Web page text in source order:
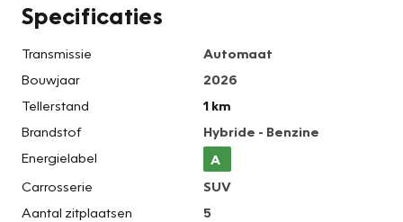
Specificaties
Transmissie
Automaat
Bouwjaar
2026
Tellerstand
1 km
Brandstof
Hybride - Benzine
Energielabel
A
Carrosserie
SUV
Aantal zitplaatsen
5